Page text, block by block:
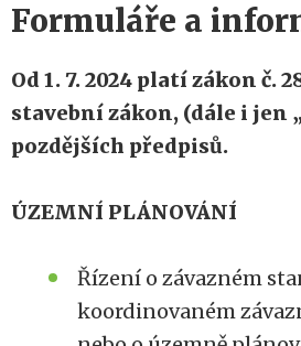
Formuláře a
Od 1. 7. 2024 platí zákon č.
stavební zákon, (dále i jen
pozdějších předpisů.
ÚZEMNÍ PLÁNOVÁNÍ
Řízení o závazném
koordinovaném